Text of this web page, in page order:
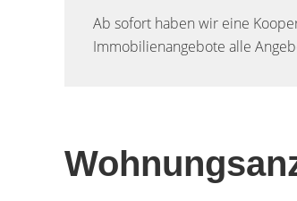
Ab sofort haben wir eine
Immobilienangebote alle